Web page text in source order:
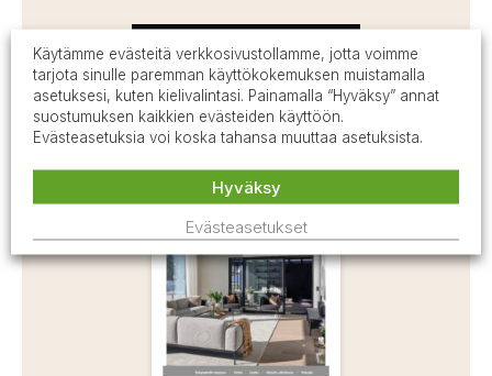
LATAA TÄSTÄ
Käytämme evästeitä verkkosivustollamme, jotta voimme
tarjota sinulle paremman käyttökokemuksen muistamalla
asetuksesi, kuten kielivalintasi. Painamalla “Hyväksy” annat
suostumuksen kaikkien evästeiden käyttöön.
Evästeasetuksia voi koska tahansa muuttaa asetuksista.
Evästeasetukset
Hyväksy